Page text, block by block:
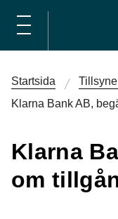
Startsida
Klarna Bank AB,
Klarna
om